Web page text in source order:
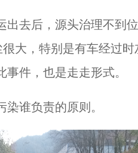
去后，源头治理不到
大，特别是有车经过
件，也是走走形式。
谁负责的原则。